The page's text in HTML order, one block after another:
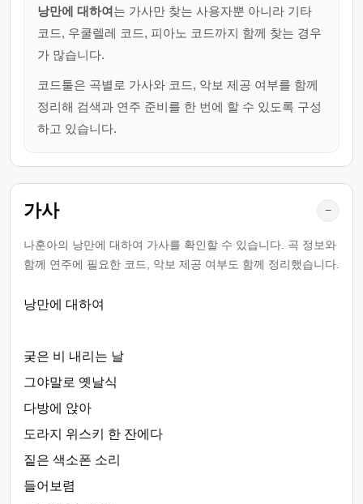
낭만에 대하여는 가사만 찾는 사용자뿐 아니라 기타
코드, 우쿨렐레 코드, 피아노 코드까지 함께 찾는 경우
가 많습니다.
코드툴은 곡별로 가사와 코드, 악보 제공 여부를 함께
정리해 검색과 연주 준비를 한 번에 할 수 있도록 구성
하고 있습니다.
가사 −
나훈아의 낭만에 대하여 가사를 확인할 수 있습니다. 곡 정보와
함께 연주에 필요한 코드, 악보 제공 여부도 함께 정리했습니다.
낭만에 대하여
궂은 비 내리는 날
그야말로 옛날식
다방에 앉아
도라지 위스키 한 잔에다
짙은 색소폰 소리
들어보렴